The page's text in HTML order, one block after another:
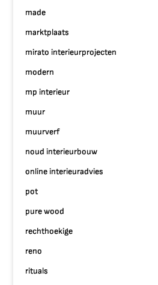
made
marktplaats
mirato interieurprojecten
modern
mp interieur
muur
muurverf
noud interieurbouw
online interieuradvies
pot
pure wood
rechthoekige
reno
rituals